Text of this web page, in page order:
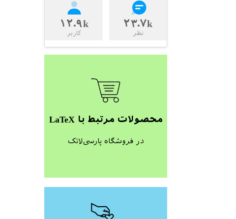
۲۳.۷k
نظر
۱۲.۹k
کاربر
محصولات مرتبط با LaTeX
در فروشگاه پارسی‌لاتک